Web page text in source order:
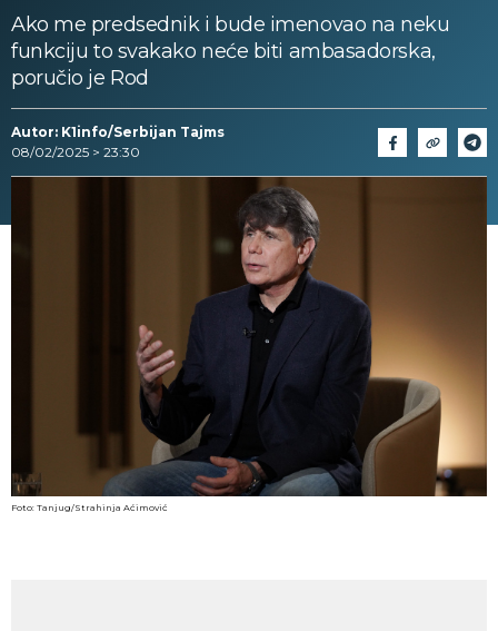
Ako me predsednik i bude imenovao na neku
funkciju to svakako neće biti ambasadorska,
poručio je Rod
Autor: K1info/Serbijan Tajms
08/02/2025 > 23:30
Foto: Tanjug/Strahinja Aćimović